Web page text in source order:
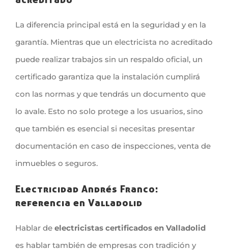
La diferencia principal está en la seguridad y en la
garantía. Mientras que un electricista no acreditado
puede realizar trabajos sin un respaldo oficial, un
certificado garantiza que la instalación cumplirá
con las normas y que tendrás un documento que
lo avale. Esto no solo protege a los usuarios, sino
que también es esencial si necesitas presentar
documentación en caso de inspecciones, venta de
inmuebles o seguros.
Electricidad Andrés Franco:
referencia en Valladolid
Hablar de electricistas certificados en Valladolid
es hablar también de empresas con tradición y